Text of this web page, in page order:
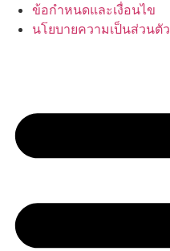
ข้อกำหนดและเงื่อนไข
นโยบายความเป็นส่วนตัว